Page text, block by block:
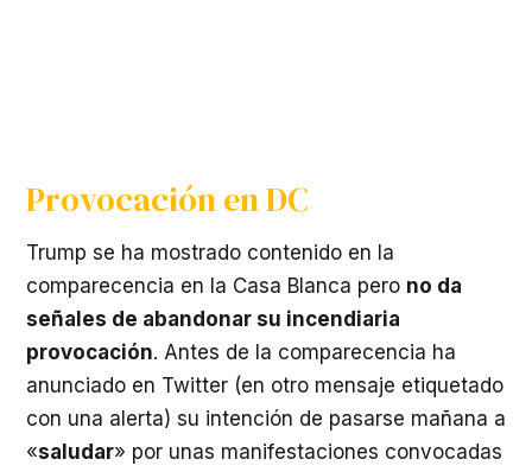
Provocación en DC
Trump se ha mostrado contenido en la
comparecencia en la Casa Blanca pero no da
señales de abandonar su incendiaria
provocación. Antes de la comparecencia ha
anunciado en Twitter (en otro mensaje etiquetado
con una alerta) su intención de pasarse mañana a
«saludar» por unas manifestaciones convocadas